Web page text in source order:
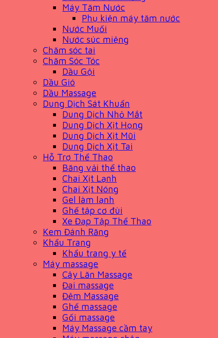
Máy Tăm Nước
Phụ kiện máy tăm nước
Nước Muối
Nước súc miệng
Chăm sóc tai
Chăm Sóc Tóc
Dầu Gội
Dầu Gió
Dầu Massage
Dung Dịch Sát Khuẩn
Dung Dịch Nhỏ Mắt
Dung Dịch Xịt Họng
Dung Dịch Xịt Mũi
Dung Dịch Xịt Tai
Hỗ Trợ Thể Thao
Băng vải thể thao
Chai Xịt Lạnh
Chai Xịt Nóng
Gel làm lạnh
Ghế tập cơ đùi
Xe Đạp Tập Thể Thao
Kem Đánh Răng
Khẩu Trang
Khẩu trang y tế
Máy massage
Cây Lăn Massage
Đai massage
Đệm Massage
Ghế massage
Gối massage
Máy Massage cầm tay